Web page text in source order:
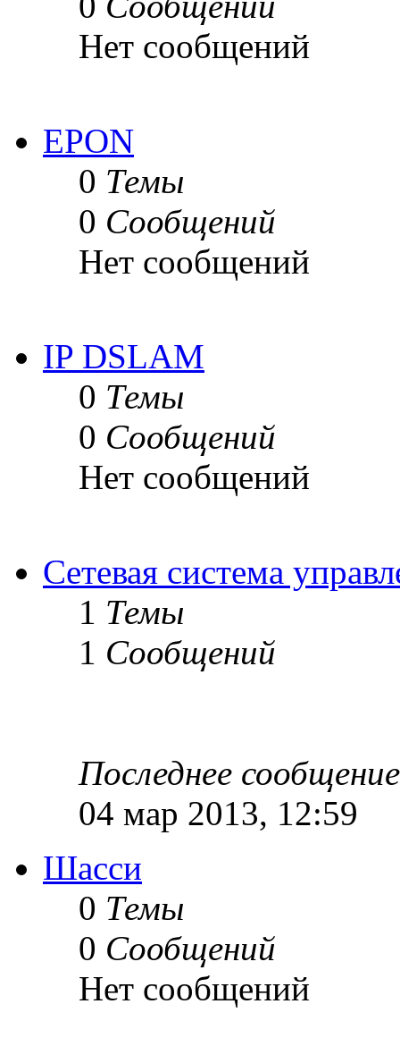
Нет сообщений
EPON
0 Темы
0 Сообщений
Нет сообщений
IP DSLAM
0 Темы
0 Сообщений
Нет сообщений
Сетевая система
1 Темы
1 Сообщений
Последнее сообщение
04 мар 2013, 12:59
Шасси
0 Темы
0 Сообщений
Нет сообщений